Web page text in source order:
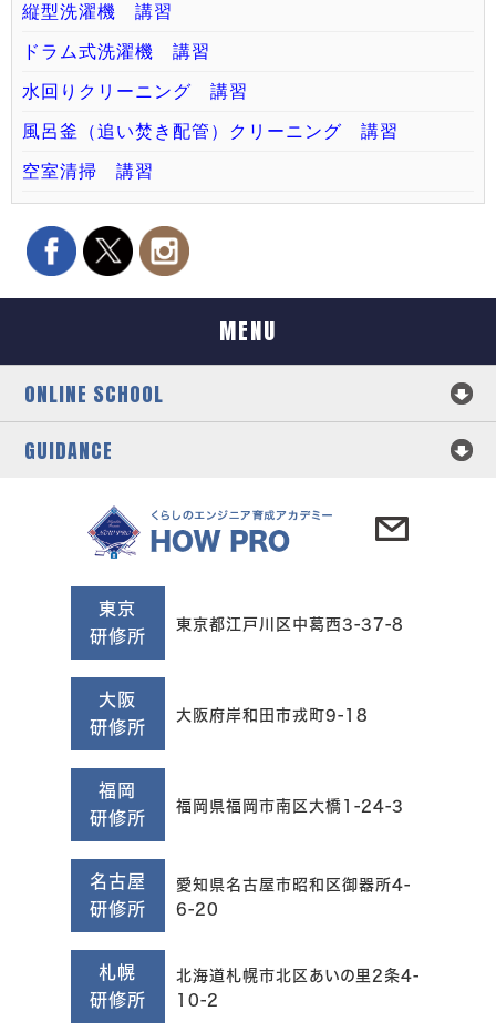
縦型洗濯機 講習
ドラム式洗濯機 講習
水回りクリーニング 講習
風呂釜（追い焚き配管）クリーニング 講習
空室清掃 講習
MENU
ONLINE SCHOOL
GUIDANCE
東京
研修所
東京都江戸川区中葛西3-37-8
大阪
研修所
大阪府岸和田市戎町9-18
福岡
研修所
福岡県福岡市南区大橋1-24-3
名古屋
研修所
愛知県名古屋市昭和区御器所4-
6-20
札幌
研修所
北海道札幌市北区あいの里2条4-
10-2